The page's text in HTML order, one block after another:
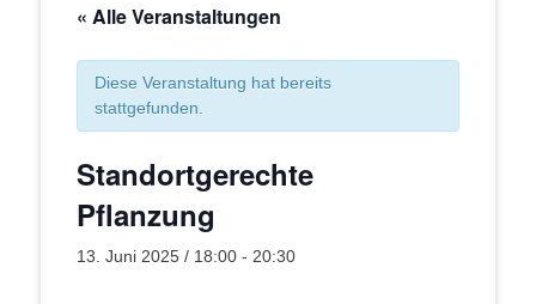
« Alle Veranstaltungen
Diese Veranstaltung hat bereits
stattgefunden.
Standortgerechte
Pflanzung
13. Juni 2025 / 18:00 - 20:30